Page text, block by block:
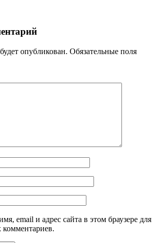
опубликован. Обязательные поля
email и адрес сайта в этом браузере для